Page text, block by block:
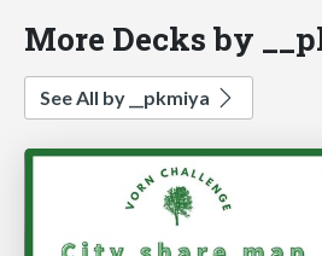
More Decks by
See All by __pkmiya